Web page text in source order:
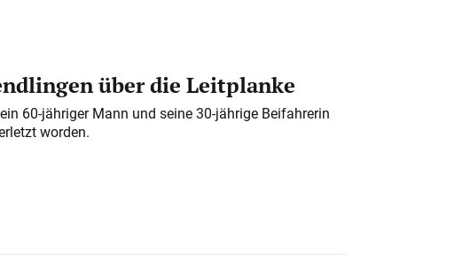
über die Leitplanke
60-jähriger Mann und seine 30-jährige Beifahrerin
worden.